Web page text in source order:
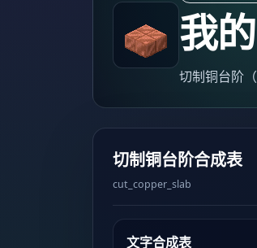
我
切制铜台阶
切制铜台阶合成表
cut_copper_slab
文字合成表